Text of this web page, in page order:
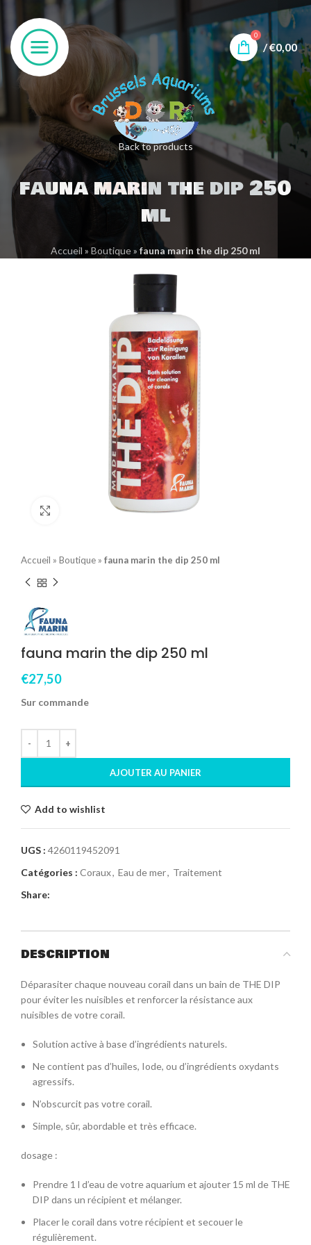
0
/€0,00
Back to products
fauna marin the dip 250
ml
Accueil » Boutique» fauna marin the dip 250 ml
Click to enlarge
Accueil » Boutique » fauna marin the dip 250 ml
fauna marin the dip 250 ml
€27,50
Sur commande
AJOUTER AU PANIER
Add to wishlist
UGS : 4260119452091
Catégories : Coraux, Eau de mer, Traitement
Share:
DESCRIPTION
Déparasiter chaque nouveau corail dans un bain de THE DIP
pour éviter les nuisibles et renforcer la résistance aux
nuisibles de votre corail.
Solution active à base d’ingrédients naturels.
Ne contient pas d’huiles, Iode, ou d’ingrédients oxydants
agressifs.
N’obscurcit pas votre corail.
Simple, sûr, abordable et très efficace.
dosage :
Prendre 1 l d’eau de votre aquarium et ajouter 15 ml de THE
DIP dans un récipient et mélanger.
Placer le corail dans votre récipient et secouer le
régulièrement.